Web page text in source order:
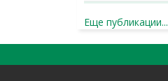
Еще публикации...